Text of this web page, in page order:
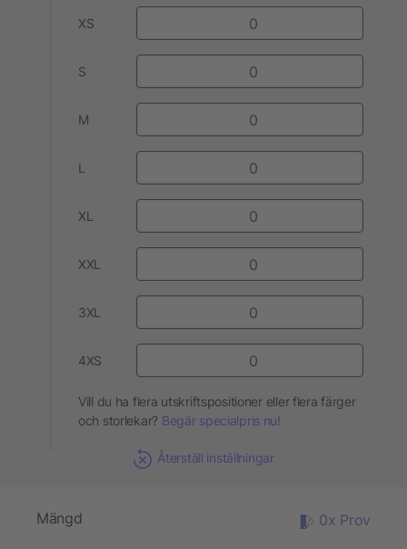
XS
S
M
L
XL
XXL
3XL
4XS
Vill du ha flera utskriftspositioner eller flera färger
och storlekar? Begär specialpris nu!
Återställ inställningar
Mängd 0x Prov